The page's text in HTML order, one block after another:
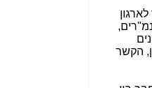
הקשר